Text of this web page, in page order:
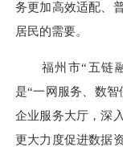
务更加高效适配、
居民的需要。
福州市“五链融
是“一网服务、数
企业服务大厅，深
更大力度促进数据